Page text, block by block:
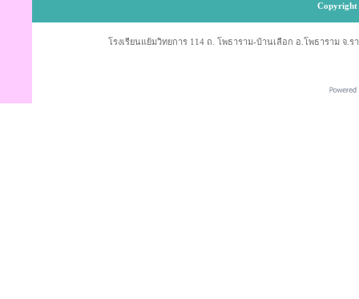
Copyright
โรงเรียนแย้มวิทยการ 114 ถ. โพธาราม-บ้านเลือก อ.โพธาราม จ.